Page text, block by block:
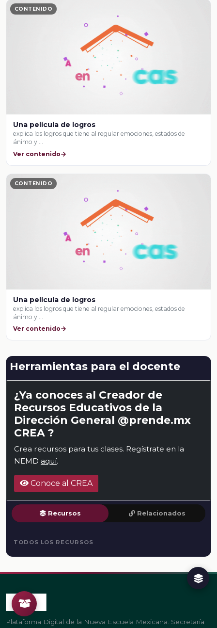
CONTENIDO
Una película de logros
explica los logros que tiene al regular emociones, estados de
ánimo y …
Ver contenido
CONTENIDO
Una película de logros
explica los logros que tiene al regular emociones, estados de
ánimo y …
Ver contenido
Herramientas para el docente
¿Ya conoces al Creador de
Recursos Educativos de la
Dirección General @prende.mx
CREA ?
Crea recursos para tus clases. Regístrate en la
NEMD aquí.
Conoce al CREA
Recursos Relacionados
TODOS LOS RECURSOS
Plataforma Digital de la Nueva Escuela Mexicana. Secretaría